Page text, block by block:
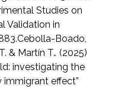
Studies on
Validation in
Boado,
& Martín T.. (2025)
investigating the
effect”